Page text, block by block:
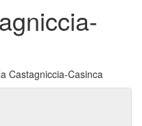
Castagniccia-Casinca